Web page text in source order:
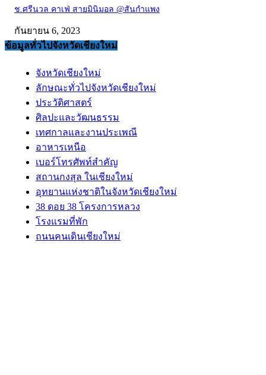
ช.ศรีนวล คาเฟ่ สายมินิมอล @สันกำแพง
กันยายน 6, 2023
ข้อมูลทั่วไปจังหวัดเชียงใหม่
จังหวัดเชียงใหม่
ลักษณะทั่วไปจังหวัดเชียงใหม่
ประวัติศาสตร์
ศิลปะและวัฒนธรรม
เทศกาลและงานประเพณี
อาหารเหนือ
เบอร์โทรศัพท์สำคัญ
สถานกงสุล ในเชียงใหม่
อุทยานแห่งชาติในจังหวัดเชียงใหม่
38 ดอย 38 โครงการหลวง
โรงแรมที่พัก
ถนนคนเดินเชียงใหม่